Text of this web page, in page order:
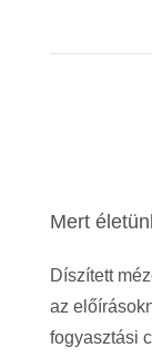
Mert
Díszített
az
fogyasztási